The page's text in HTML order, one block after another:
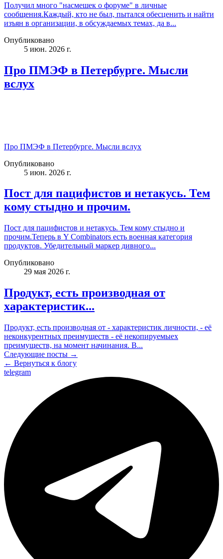
Получил много "насмешек о форуме" в личные
сообщения.Каждый, кто не был, пытался обесценить и найти
изъян в организации, в обсуждаемых темах, да в...
Опубликовано
5 июн. 2026 г.
Про ПМЭФ в Петербурге. Мысли
вслух
Про ПМЭФ в Петербурге. Мысли вслух
Опубликовано
5 июн. 2026 г.
Пост для пацифистов и нетакусь. Тем
кому стыдно и прочим.
Пост для пацифистов и нетакусь. Тем кому стыдно и
прочим.Теперь в Y Combinators есть военная категория
продуктов. Убедительный маркер дивного...
Опубликовано
29 мая 2026 г.
Продукт, есть производная от
характеристик...
Продукт, есть производная от - характеристик личности, - её
неконкурентных преимуществ - её некопируемыех
преимуществ, на момент начинания. В...
Следующие посты →
← Вернуться к блогу
telegram